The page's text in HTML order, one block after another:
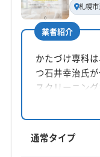
気田伸介
所在地
北海道千歳市勇
101
札幌市清田区
札幌
業者紹介
かたづけ専科
つ石井幸治氏
スクリーニン
あり、丁寧な
み。抗菌コー
も提供していま
通常タイプ